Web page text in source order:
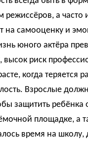
режиссёров, а часто
на самооценку и
юного актёра
риск
когда теряется
Взрослые
защитить ребёнка
площадке, а
время на школу,